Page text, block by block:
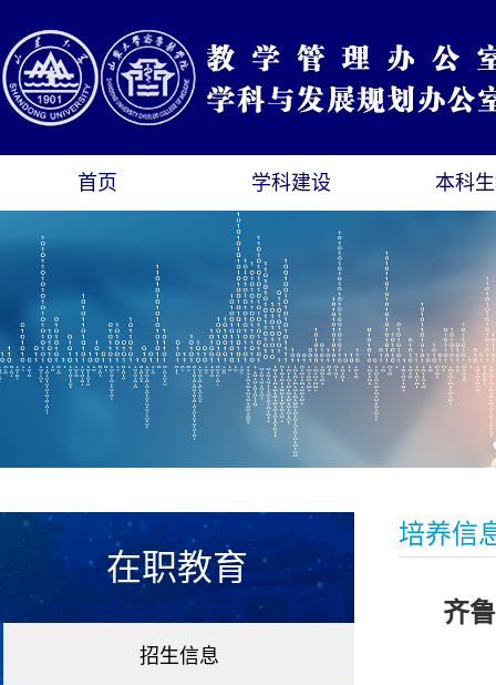
首页 学科建设 本科
在职教育
招生信息
培养信
齐